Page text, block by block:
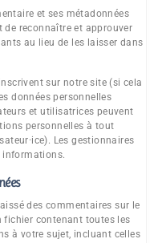
et ses métadonnées
de reconnaître et approuver
au lieu de les laisser dans
sur notre site (si cela
données personnelles
et utilisatrices peuvent
personnelles à tout
Les gestionnaires
informations.
des commentaires sur le
fichier contenant toutes les
à votre sujet, incluant celles